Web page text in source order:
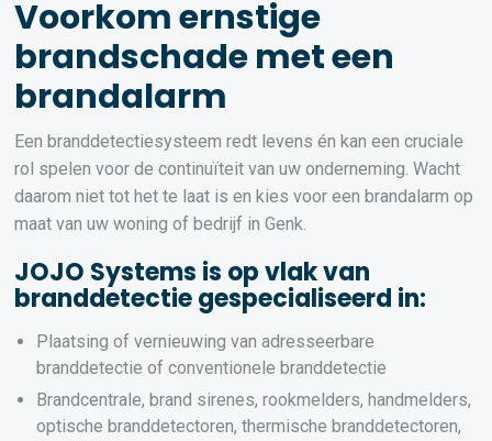
Voorkom ernstige
brandschade met een
brandalarm
Een branddetectiesysteem redt levens én kan een cruciale
rol spelen voor de continuïteit van uw onderneming. Wacht
daarom niet tot het te laat is en kies voor een brandalarm op
maat van uw woning of bedrijf in Genk.
JOJO Systems is op vlak van
branddetectie gespecialiseerd in:
Plaatsing of vernieuwing van adresseerbare
branddetectie of conventionele branddetectie
Brandcentrale, brand sirenes, rookmelders, handmelders,
optische branddetectoren, thermische branddetectoren,